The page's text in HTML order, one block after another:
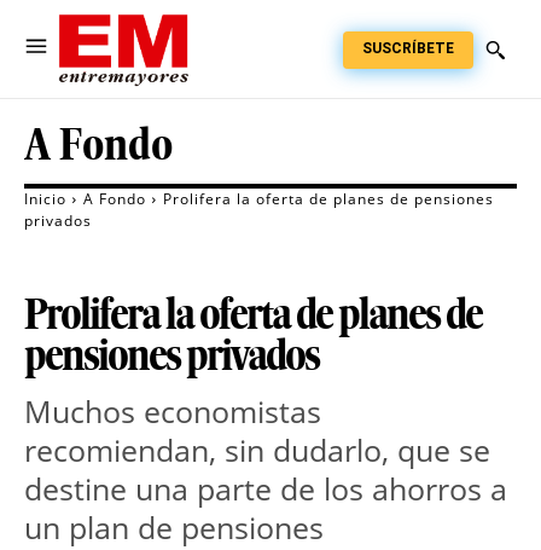
SUSCRÍBETE
A Fondo
Inicio A Fondo
Prolifera la oferta de planes de pensiones
privados
Prolifera la oferta de planes de
pensiones privados
Muchos economistas
recomiendan, sin dudarlo, que se
destine una parte de los ahorros a
un plan de pensiones